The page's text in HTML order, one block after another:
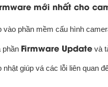
mới nhất cho
vào phần mềm cấu hình
phần Firmware Update và
nhật giúp vá các lỗi liên quan